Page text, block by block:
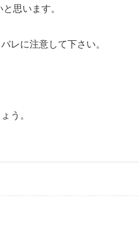
思います。
レに注意して下さい。
う。